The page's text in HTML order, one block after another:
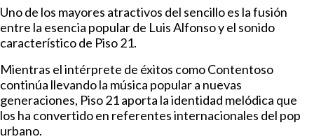
Uno de los mayores atractivos del sencillo es la fusión
entre la esencia popular de Luis Alfonso y el sonido
característico de Piso 21.
Mientras el intérprete de éxitos como Contentoso
continúa llevando la música popular a nuevas
generaciones, Piso 21 aporta la identidad melódica que
los ha convertido en referentes internacionales del pop
urbano.